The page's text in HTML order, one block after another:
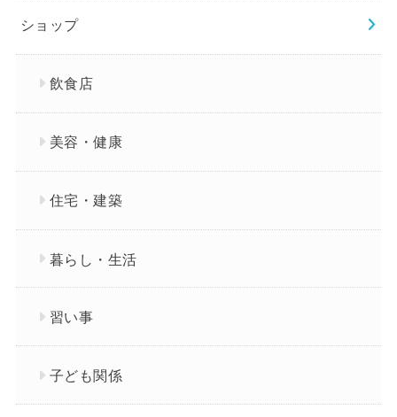
ショップ
飲食店
美容・健康
住宅・建築
暮らし・生活
習い事
子ども関係